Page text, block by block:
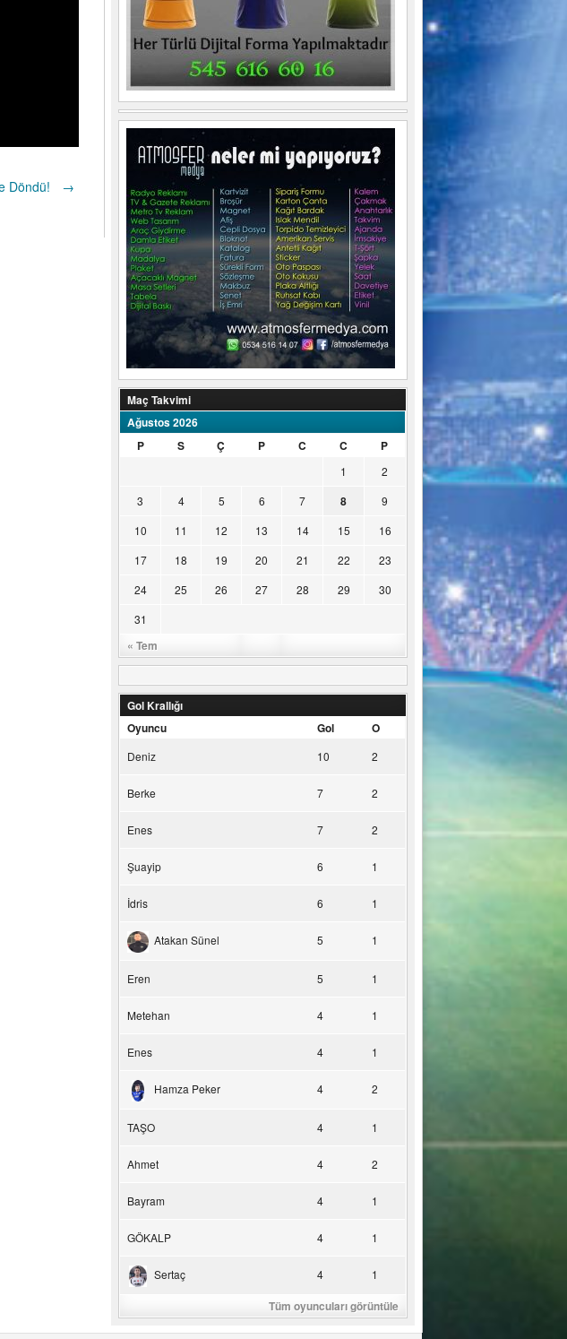
Döndü! →
Maç Takvimi
Ağustos 2026
P
S Ç P C C P
« Tem
1
2
3
4 5 6 7 8
9
10
11 12 13 14 15
16
17
18 19 20 21 22
23
24
25 26 27 28 29
30
31
Gol Krallığı
Oyuncu
Gol O
Deniz 10 2
Berke 7 2
Enes 7 2
Şuayip 6 1
İdris 6 1
Atakan Sünel 5 1
Eren 5 1
Metehan 4 1
Enes 4 1
Hamza Peker 4 2
TAŞO 4 1
Ahmet 4 2
Bayram 4 1
GÖKALP 4 1
Sertaç 4 1
Tüm oyuncuları görüntüle